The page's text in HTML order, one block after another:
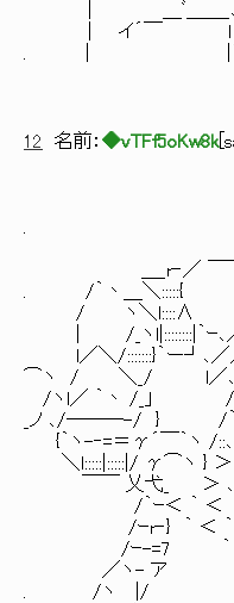
| ＿ﾞ＿＿_､ィ
| イ´￣ l
. | |´ヾ
12 名前： ◆vTFf5oKw8k[
_ -
. _ ＜
〈::::::::::_
＿_r‐／ ￣
. /｀丶＿＼:::::{ l`
/ ヽ＼l::::∧ ／
| /_ヽl|::::::::|｀ｰ､／
l／＼/:::::::}｀ー┘､／
⌒ヽ / ＼_/ l／､＿
/ヽl／ ｀丶 /_」 /
_ノ ､/───-/ } /｀ヽノ
{｀ヽ-‐=＝γ´￣｀ヽ /
＼l:::::|:::::|/ γ⌒ヽ }
￣￣ 乂弋_ ＞ ､
/｀ｰ＜ ｀ ＜
/ｰr‐} ｀ ＜ ｀
/ｰ-=7 ｀ ＜ ｀
／ヽ- ア ｀ ＜
. /ヽ |/ { / ｀